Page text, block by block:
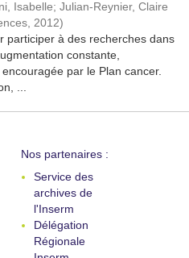
Isabelle; Julian-Reynier, Claire
, 2012)
participer à des recherches dans
constante,
par le Plan cancer.
...
Nos partenaires :
Service des
archives de
l'Inserm
Délégation
Régionale